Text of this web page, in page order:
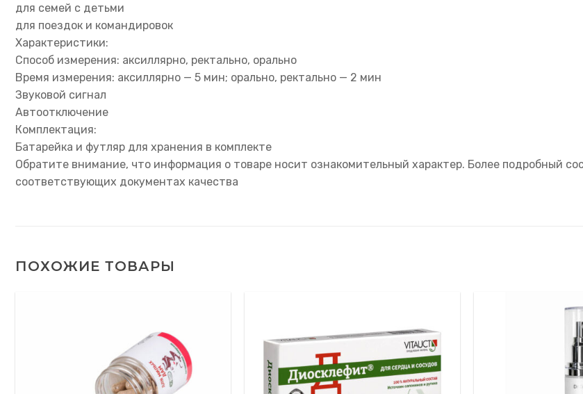
для семей с детьми
для поездок и командировок
Характеристики:
Способ измерения: аксиллярно, ректально, орально
Время измерения: аксиллярно — 5 мин; орально, ректально — 2 мин
Звуковой сигнал
Автоотключение
Комплектация:
Батарейка и футляр для хранения в комплекте
Обратите внимание, что информация о товаре носит ознакомительный характер. Более подробный
соответствующих документах качества
ПОХОЖИЕ ТОВАРЫ